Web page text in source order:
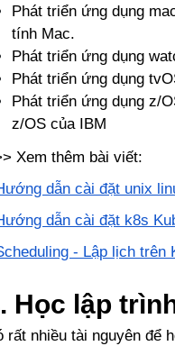
Phát triển ứng dụng
tính Mac.
Phát triển ứng dụng
Phát triển ứng dụng
Phát triển ứng dụng z/
z/OS của IBM
Xem thêm bài viết:
dẫn cài đặt unix
dẫn cài đặt k8s
- Lập lịch trên
Học lập
rất nhiều tài nguyên để